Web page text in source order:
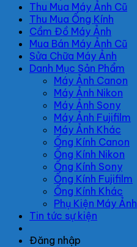
Thu Mua Máy Ảnh Cũ
Thu Mua Ống Kính
Cầm Đồ Máy Ảnh
Mua Bán Máy Ảnh Cũ
Sửa Chữa Máy Ảnh
Danh Mục Sản Phẩm
Máy Ảnh Canon
Máy Ảnh Nikon
Máy Ảnh Sony
Máy Ảnh Fujifilm
Máy Ảnh Khác
Ống Kính Canon
Ống Kính Nikon
Ống Kính Sony
Ống Kính Fujifilm
Ống Kính Khác
Phụ Kiện Máy Ảnh
Tin tức sự kiện
Đăng nhập